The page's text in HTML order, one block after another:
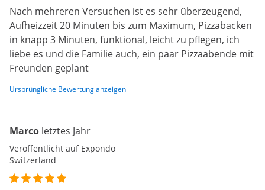
Nach mehreren Versuchen ist es sehr überzeugend,
Aufheizzeit 20 Minuten bis zum Maximum, Pizzabacken
in knapp 3 Minuten, funktional, leicht zu pflegen, ich
liebe es und die Familie auch, ein paar Pizzaabende mit
Freunden geplant
Ursprüngliche Bewertung anzeigen
Marco letztes Jahr
Veröffentlicht auf Expondo
Switzerland